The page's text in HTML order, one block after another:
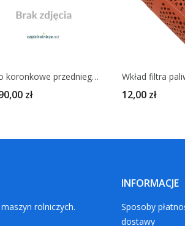
Koło koronkowe przedniego napędu C-385 88175016
zł
Wkład filtra
12,00 zł
rolniczych.
INFORMACJE
Sposoby
dostawy